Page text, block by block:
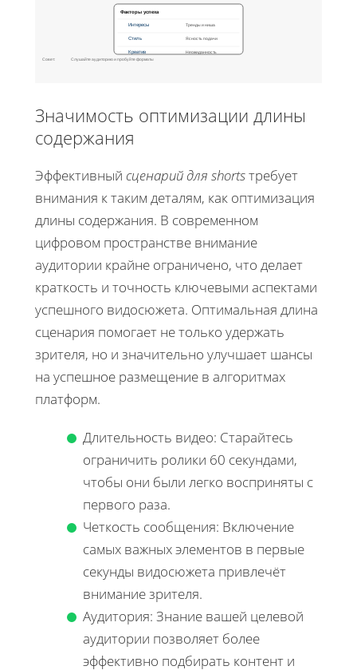
Факторы успеха
Интересы Тренды и ниша
Стиль Ясность подачи
Креатив
Неожиданность
Совет:
Слушайте аудиторию и пробуйте форматы
Значимость оптимизации длины
содержания
Эффективный сценарий для shortsтребует
внимания к таким деталям, как оптимизация
длины содержания. В современном
цифровом пространстве внимание
аудитории крайне ограничено, что делает
краткость и точность ключевыми аспектами
успешного видосюжета. Оптимальная длина
сценария помогает не только удержать
зрителя, но и значительно улучшает шансы
на успешное размещение в алгоритмах
платформ.
Длительность видео: Старайтесь
ограничить ролики 60 секундами,
чтобы они были легко восприняты с
первого раза.
Четкость сообщения: Включение
самых важных элементов в первые
секунды видосюжета привлечёт
внимание зрителя.
Аудитория: Знание вашей целевой
аудитории позволяет более
эффективно подбирать контент и